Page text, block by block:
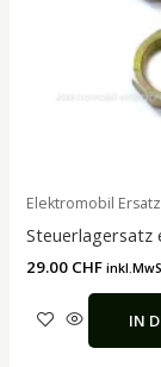
Elektromobil
Steuerlagersatz
29.00 CHF
IN